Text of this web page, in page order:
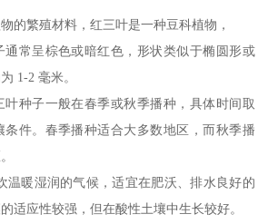
的繁殖材料，红三叶是一种豆科植物，
通常呈棕色或暗红色，形状类似于椭圆形或
1-2 毫米。
种子一般在春季或秋季播种，具体时间取
条件。春季播种适合大多数地区，而秋季播
温暖湿润的气候，适宜在肥沃、排水良好的
适应性较强，但在酸性土壤中生长较好。